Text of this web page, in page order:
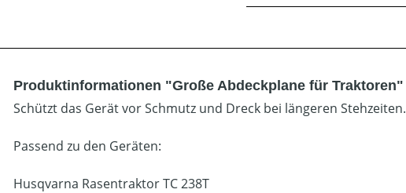
Produktinformationen "Große Abdeckplane für Traktoren"
Schützt das Gerät vor Schmutz und Dreck bei längeren Stehzeiten.
Passend zu den Geräten:
Husqvarna Rasentraktor TC 238T